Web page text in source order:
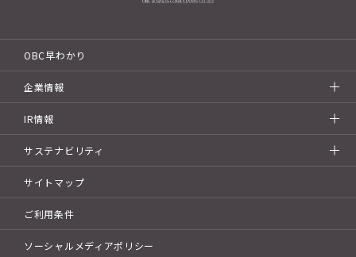
OBC早わかり
企業情報
IR情報
サステナビリティ
サイトマップ
ご利用条件
ソーシャルメディアポリシー